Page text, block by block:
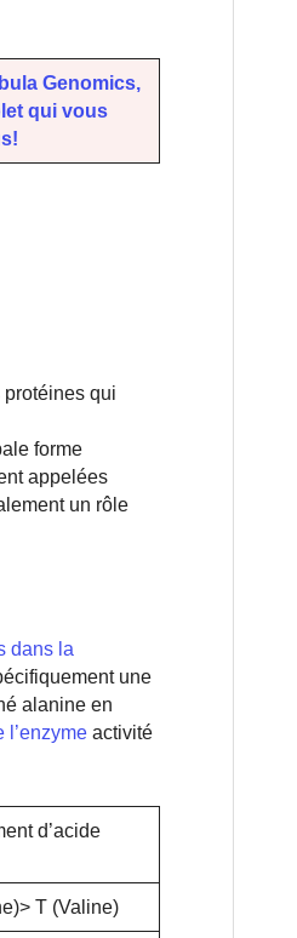
Genomics,
qui vous
qui
forme
appelées
un rôle
dans la
une
alanine en
l’enzyme activité
d’acide
T (Valine)